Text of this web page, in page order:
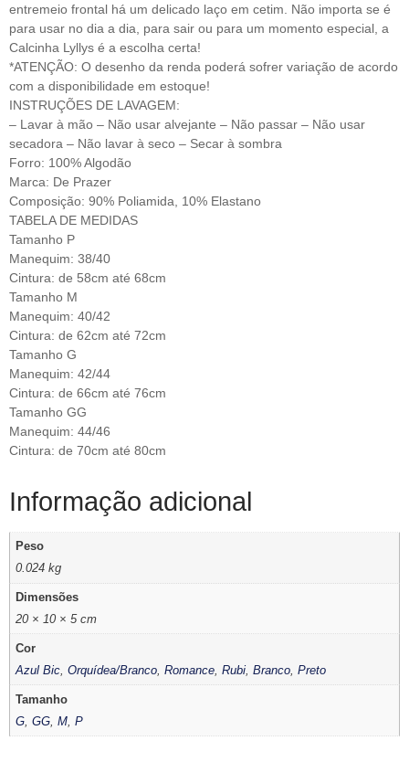
entremeio frontal há um delicado laço em cetim. Não importa se é
para usar no dia a dia, para sair ou para um momento especial, a
Calcinha Lyllys é a escolha certa!
*ATENÇÃO: O desenho da renda poderá sofrer variação de acordo
com a disponibilidade em estoque!
INSTRUÇÕES DE LAVAGEM:
– Lavar à mão – Não usar alvejante – Não passar – Não usar
secadora – Não lavar à seco – Secar à sombra
Forro: 100% Algodão
Marca: De Prazer
Composição: 90% Poliamida, 10% Elastano
TABELA DE MEDIDAS
Tamanho P
Manequim: 38/40
Cintura: de 58cm até 68cm
Tamanho M
Manequim: 40/42
Cintura: de 62cm até 72cm
Tamanho G
Manequim: 42/44
Cintura: de 66cm até 76cm
Tamanho GG
Manequim: 44/46
Cintura: de 70cm até 80cm
Informação adicional
Peso
0.024 kg
Dimensões
20 × 10 × 5 cm
Cor
Azul Bic,Orquídea/Branco,Romance,Rubi,Branco,Preto
Tamanho
G,GG,M,P